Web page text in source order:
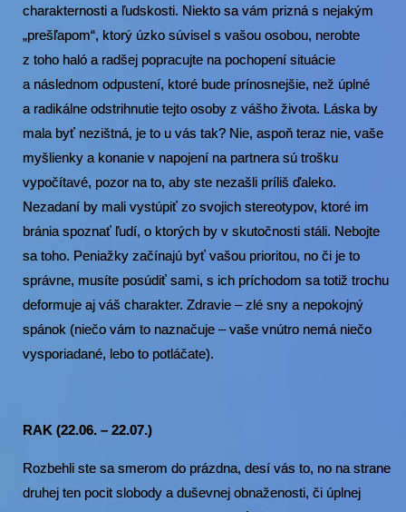
charakternosti a ľudskosti. Niekto sa vám prizná s nejakým
„prešľapom“, ktorý úzko súvisel s vašou osobou, nerobte
z toho haló a radšej popracujte na pochopení situácie
a následnom odpustení, ktoré bude prínosnejšie, než úplné
a radikálne odstrihnutie tejto osoby z vášho života. Láska by
mala byť nezištná, je to u vás tak? Nie, aspoň teraz nie, vaše
myšlienky a konanie v napojení na partnera sú trošku
vypočítavé, pozor na to, aby ste nezašli príliš ďaleko.
Nezadaní by mali vystúpiť zo svojich stereotypov, ktoré im
bránia spoznať ľudí, o ktorých by v skutočnosti stáli. Nebojte
sa toho. Peniažky začínajú byť vašou prioritou, no či je to
správne, musíte posúdiť sami, s ich príchodom sa totiž trochu
deformuje aj váš charakter. Zdravie – zlé sny a nepokojný
spánok (niečo vám to naznačuje – vaše vnútro nemá niečo
vysporiadané, lebo to potláčate).
RAK (22.06. – 22.07.)
Rozbehli ste sa smerom do prázdna, desí vás to, no na strane
druhej ten pocit slobody a duševnej obnaženosti, či úplnej